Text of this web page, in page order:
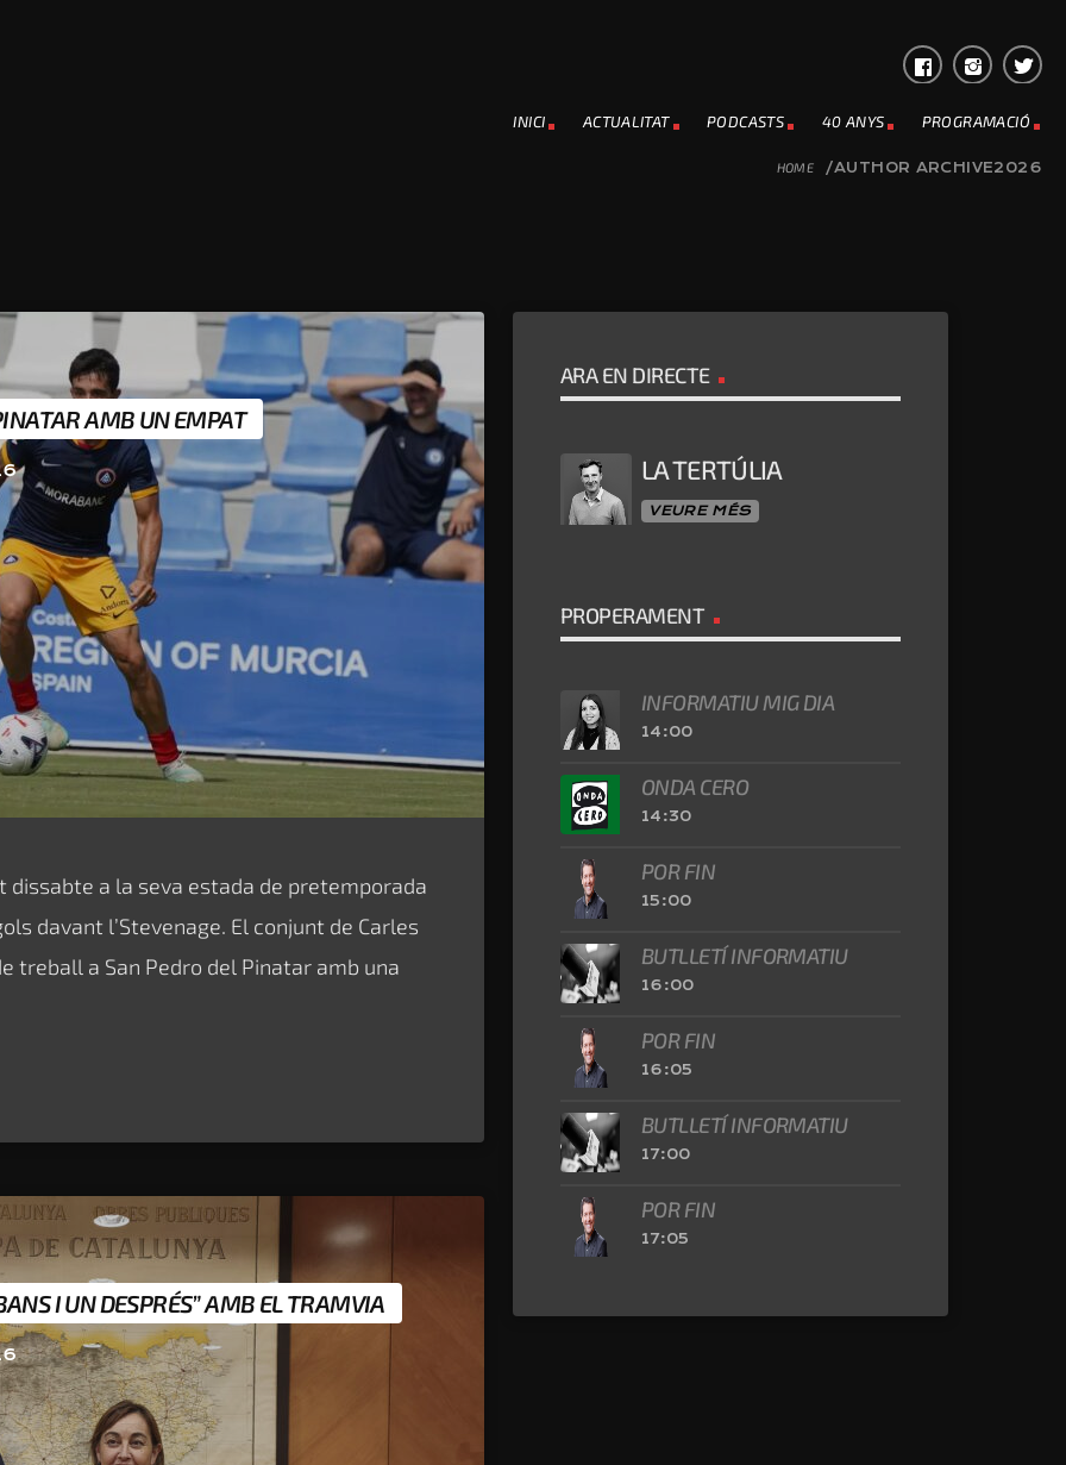
INICI ACTUALITAT PODCASTS 40 ANYS PROGRAMACIÓ
HOME /AUTHOR ARCHIVE2026
AMB UN EMPAT
dissabte a la seva estada de pretemporada
davant l’Stevenage. El conjunt de Carles
treball a San Pedro del Pinatar amb una
I UN DESPRÉS” AMB EL TRAMVIA
ARA EN DIRECTE
LA TERTÚLIA
VEURE MÉS
PROPERAMENT
INFORMATIU MIG DIA
14:00
ONDA CERO
14:30
POR FIN
15:00
BUTLLETÍ INFORMATIU
16:00
POR FIN
16:05
BUTLLETÍ INFORMATIU
17:00
POR FIN
17:05